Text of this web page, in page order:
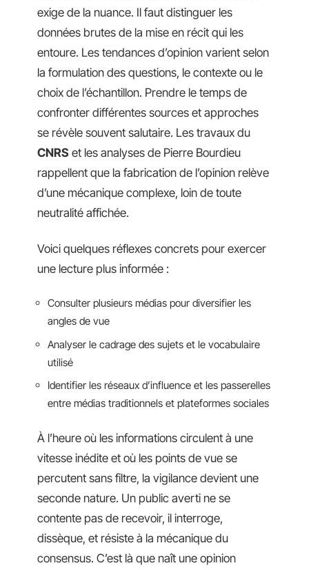
exige de la nuance. Il faut distinguer les
données brutes de la mise en récit qui les
entoure. Les tendances d’opinion varient selon
la formulation des questions, le contexte ou le
choix de l’échantillon. Prendre le temps de
confronter différentes sources et approches
se révèle souvent salutaire. Les travaux du
CNRS et les analyses de Pierre Bourdieu
rappellent que la fabrication de l’opinion relève
d’une mécanique complexe, loin de toute
neutralité affichée.
Voici quelques réflexes concrets pour exercer
une lecture plus informée :
Consulter plusieurs médias pour diversifier les
angles de vue
Analyser le cadrage des sujets et le vocabulaire
utilisé
Identifier les réseaux d’influence et les passerelles
entre médias traditionnels et plateformes sociales
À l’heure où les informations circulent à une
vitesse inédite et où les points de vue se
percutent sans filtre, la vigilance devient une
seconde nature. Un public averti ne se
contente pas de recevoir, il interroge,
dissèque, et résiste à la mécanique du
consensus. C’est là que naît une opinion